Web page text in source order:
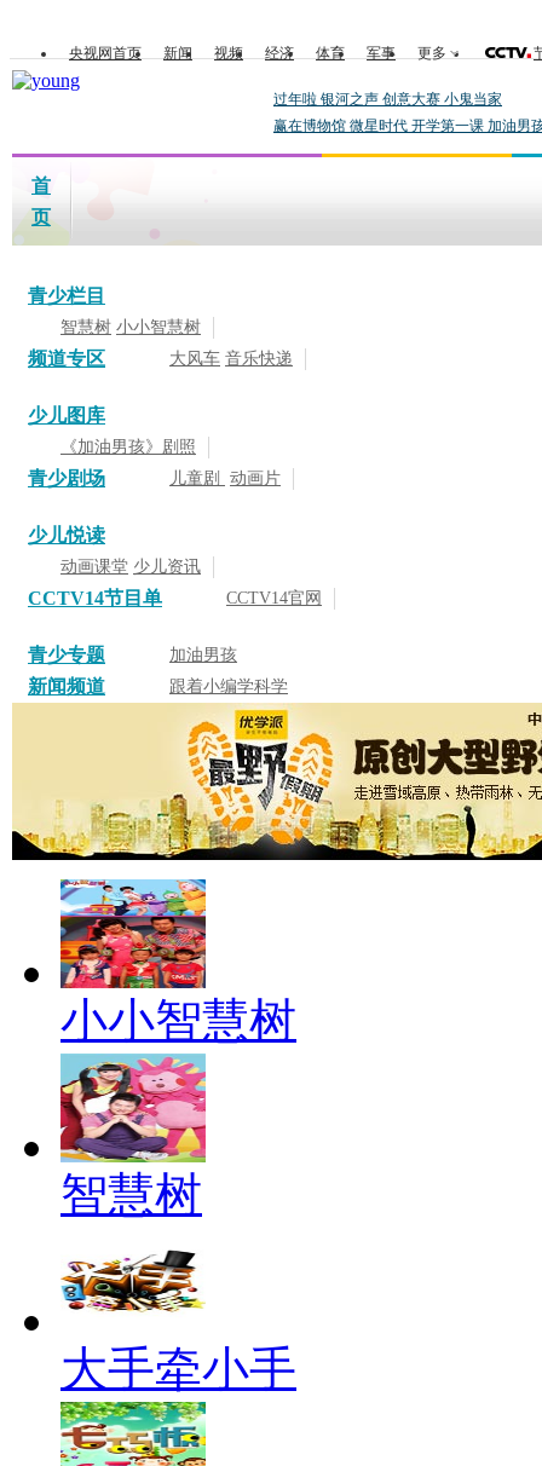
央视网首页 新闻 视频 经济 体育 军事 更多
过年啦 银河之声 创意大赛 小鬼当家
赢在博物馆 微星时代 开学第一课 加油男
首
页
青少栏目
智慧树 小小智慧树
频道专区 大风车 音乐快递
少儿图库
《加油男孩》剧照
青少剧场 儿童剧 动画片
少儿悦读
动画课堂 少儿资讯
CCTV14节目单 CCTV14官网
青少专题 加油男孩
新闻频道 跟着小编学科学
小小智慧树
智慧树
大手牵小手